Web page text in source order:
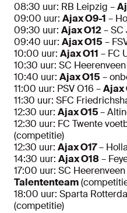
08:30 uur: RB Leipzig –
09:00 uur: Ajax O9-1 –
09:30 uur: Ajax O12–
09:40 uur: Ajax O15 –
10:00 uur: Ajax O11 – FC
10:30 uur: SC
10:40 uur: Ajax O15 –
11:00 uur: PSV O16 –Ajax
11:30 uur: SFC
12:30 uur: Ajax O15–
12:30 uur: FC Twente
(competitie)
12:30 uur: Ajax O17–
14:30 uur: Ajax O18–
17:00 uur: SC Heerenveen
Talententeam
18:00 uur: Sparta
(competitie)